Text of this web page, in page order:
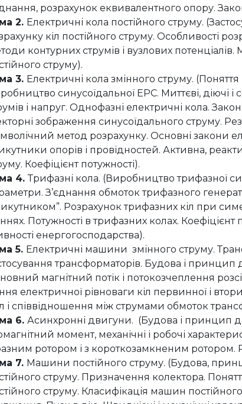
розрахунок еквивалентного опору.
2. Електричні кола постійного струму.
кіл постійного струму. Особливості
контурних струмів і вузлових потенціалів.
струму).
3. Електричні кола змінного струму.
синусоїдальної ЕРС. Миттєві, діючі
і напруг. Однофазні електричні кола.
зображення синусоїдального струму.
метод розрахунку. Основні закони
опорів і провідностей. Активна,
Коефіцієнт потужності).
4.Трифазні кола. (Виробництво трифазної
З’єднання обмоток трифазного
Розрахунок трифазних кіл при
Потужності в трифазних колах. Коефіцієнт
енергогосподарства).
5. Електричні машини змінного струму.
трансформаторів. Будова і принцип
магнітний потік і потокозчеплення
електричної рівноваги кіл первинної і
і співвідношення між струмами обмоток
6.Асинхронні двигуни. (Будова і принцип
момент, механічні і робочі
ротором і з короткозамкненим ротором.
7. Машини постійного струму. (Будова,
струму. Призначення колектора.
струму. Класифікація машин